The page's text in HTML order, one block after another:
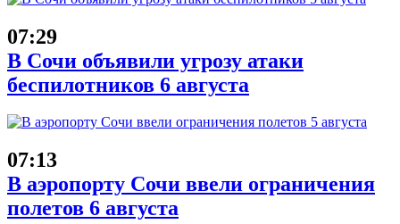
07:29
В Сочи объявили угрозу атаки
беспилотников 6 августа
07:13
В аэропорту Сочи ввели ограничения
полетов 6 августа